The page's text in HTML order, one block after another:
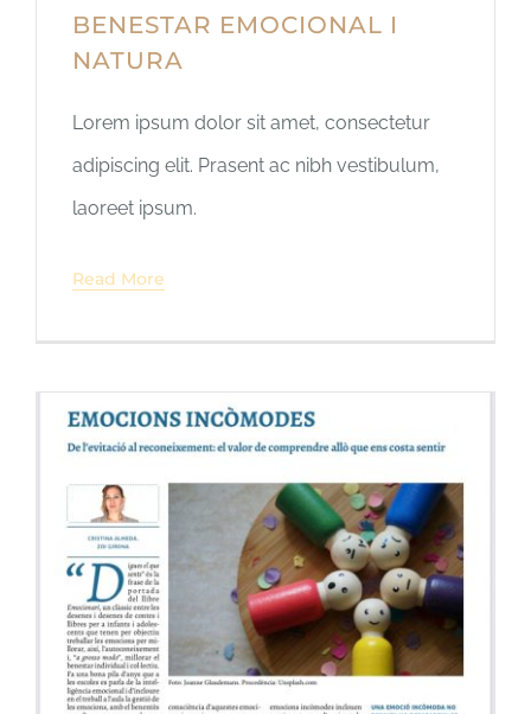
BENESTAR EMOCIONAL I
NATURA
Lorem ipsum dolor sit amet, consectetur
adipiscing elit. Prasent ac nibh vestibulum,
laoreet ipsum.
Read More